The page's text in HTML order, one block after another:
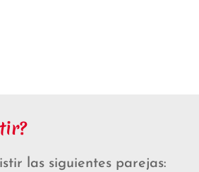
las siguientes parejas: